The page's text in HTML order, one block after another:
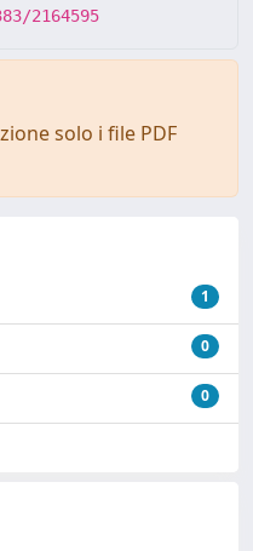
2164595
solo i file PDF
1
0
0